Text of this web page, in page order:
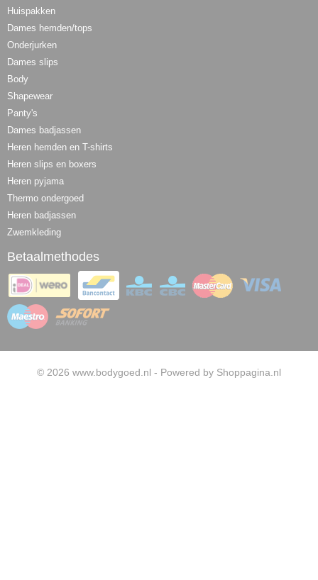
Huispakken
Dames hemden/tops
Onderjurken
Dames slips
Body
Shapewear
Panty's
Dames badjassen
Heren hemden en T-shirts
Heren slips en boxers
Heren pyjama
Thermo ondergoed
Heren badjassen
Zwemkleding
Betaalmethodes
© 2026 www.bodygoed.nl - Powered by Shoppagina.nl